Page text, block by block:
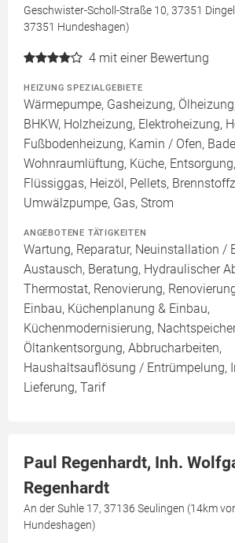
Geschwister-Scholl-Straße 10, 37351
37351 Hundeshagen)
4 mit einer Bewertung
HEIZUNG SPEZIALGEBIETE
Wärmepumpe, Gasheizung,
BHKW, Holzheizung, Elektroheizung,
Fußbodenheizung, Kamin / Ofen,
Wohnraumlüftung, Küche,
Flüssiggas, Heizöl, Pellets,
Umwälzpumpe, Gas, Strom
ANGEBOTENE TÄTIGKEITEN
Wartung, Reparatur, Neuinstallation /
Austausch, Beratung, Hydraulischer
Thermostat, Renovierung,
Einbau, Küchenplanung & Einbau,
Küchenmodernisierung,
Öltankentsorgung, Abbrucharbeiten,
Haushaltsauflösung / Entrümpelung,
Lieferung, Tarif
Paul Regenhardt, Inh.
Regenhardt
An der Suhle 17, 37136 Seulingen (14km
Hundeshagen)